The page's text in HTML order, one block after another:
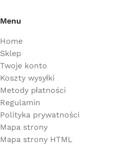
Menu
Home
Sklep
Twoje konto
Koszty wysyłki
Metody płatności
Regulamin
Polityka prywatności
Mapa strony
Mapa strony HTML